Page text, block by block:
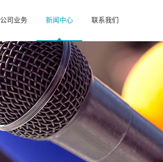
公司业务 新闻中心 联系我们